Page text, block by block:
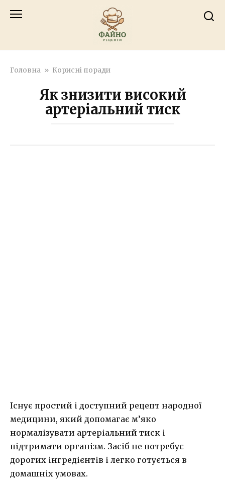
Головна » Корисні поради
Як знизити високий
артеріальний тиск
Існує простий і доступний рецепт народної
медицини, який допомагає м’яко
нормалізувати артеріальний тиск і
підтримати організм. Засіб не потребує
дорогих інгредієнтів і легко готується в
домашніх умовах.